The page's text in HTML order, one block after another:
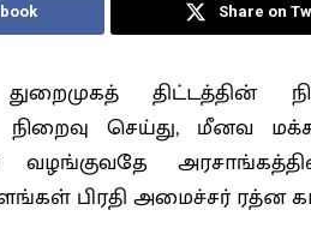
Share on
திட்டத்தின்
நிறைவு செய்து, மீனவ
பிரதி அமைச்சர் ரத்ன